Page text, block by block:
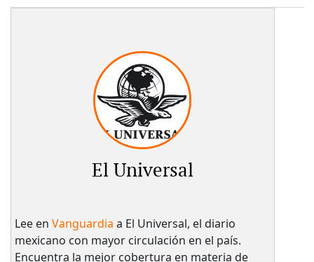
El Universal
Lee en Vanguardia a El Universal, el diario
mexicano con mayor circulación en el país.​
Encuentra la mejor cobertura en materia de